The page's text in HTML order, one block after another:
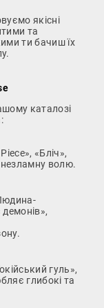
якісні
та
ти бачиш їх
каталозі
«Бліч»,
волю.
гуль»,
глибокі та